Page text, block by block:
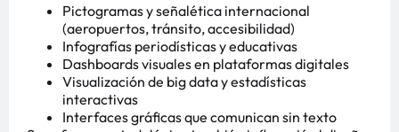
Pictogramas y señalética internacional
(aeropuertos, tránsito, accesibilidad)
Infografías periodísticas y educativas
Dashboards visuales en plataformas digitales
Visualización de big data y estadísticas
interactivas
Interfaces gráficas que comunican sin texto